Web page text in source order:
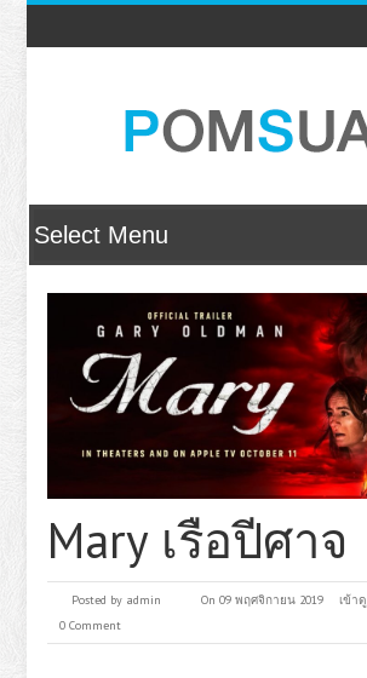
Mary เรือปีศาจ
Posted by admin On 09 พฤศจิกายน 2019 เข้าดู
0 Comment